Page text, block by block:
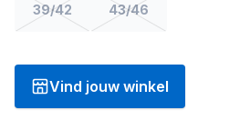
39/42 43/46
Vind jouw winkel